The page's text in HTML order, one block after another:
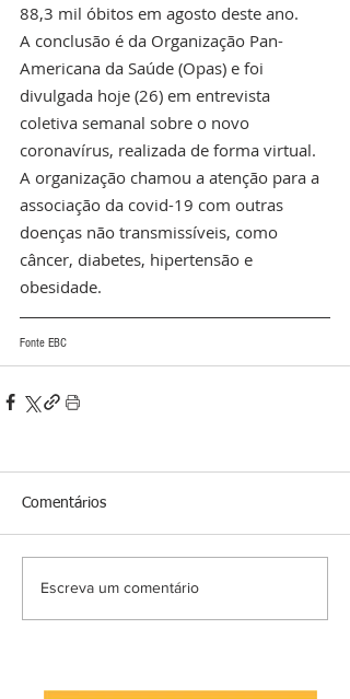
88,3 mil óbitos em agosto deste ano.
A conclusão é da Organização Pan-
Americana da Saúde (Opas) e foi
divulgada hoje (26) em entrevista
coletiva semanal sobre o novo
coronavírus, realizada de forma virtual.
A organização chamou a atenção para a
associação da covid-19 com outras
doenças não transmissíveis, como
câncer, diabetes, hipertensão e
obesidade.
Fonte EBC
Comentários
Escreva um comentário